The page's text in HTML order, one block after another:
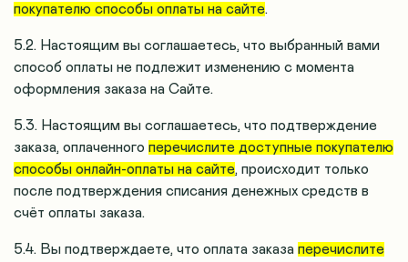
покупателю способы оплаты на сайте.
5.2. Настоящим вы соглашаетесь, что выбранный вами
способ оплаты не подлежит изменению с момента
оформления заказа на Сайте.
5.3. Настоящим вы соглашаетесь, что подтверждение
заказа, оплаченного перечислите доступные покупателю
способы онлайн-оплаты на сайте, происходит только
после подтверждения списания денежных средств в
счёт оплаты заказа.
5.4. Вы подтверждаете, что оплата заказа перечислите